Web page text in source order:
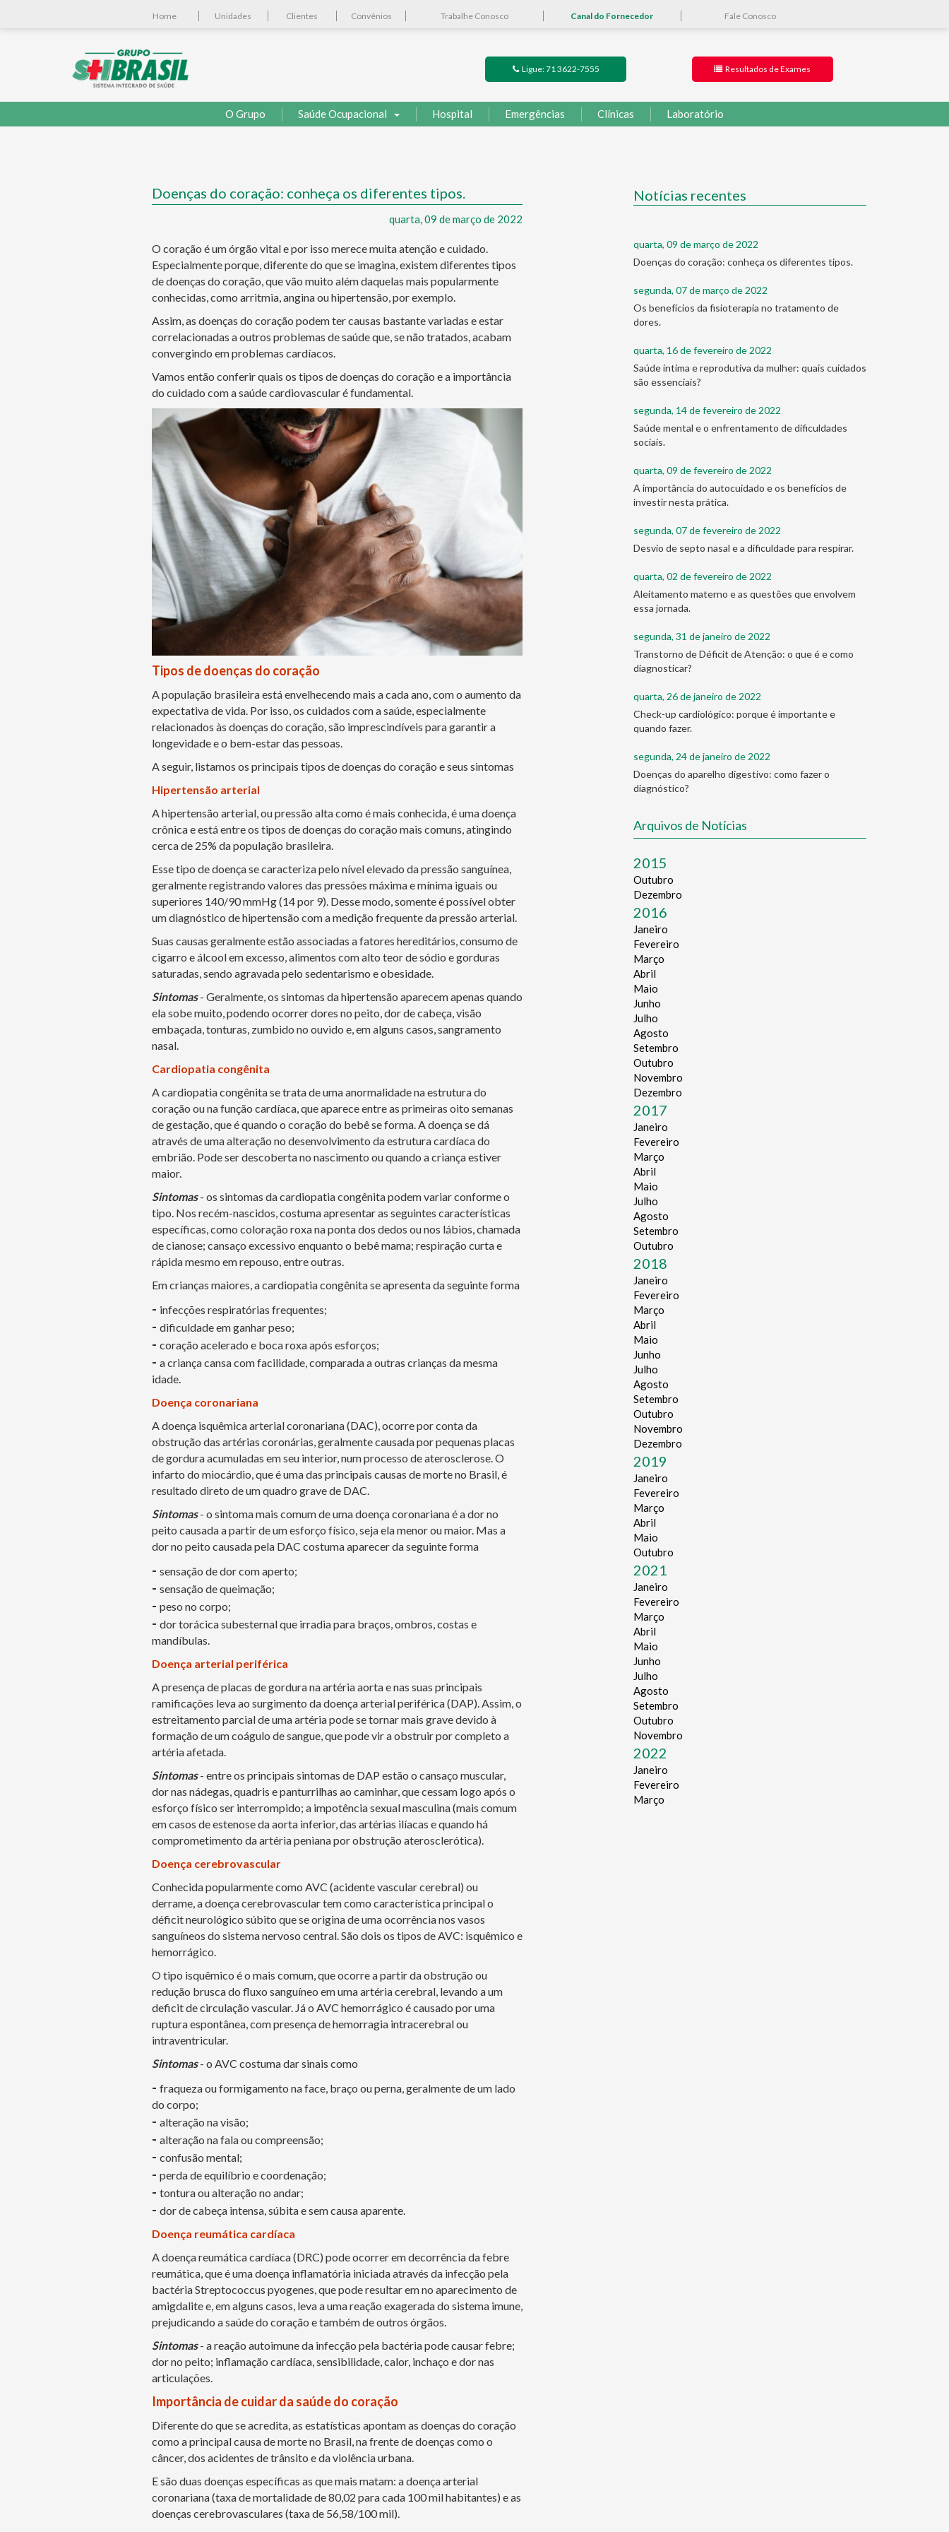
Home Unidades Clientes Convênios Trabalhe Conosco Canal do Fornecedor Fale Conosco
Ligue: 71 3622-7555 Resultados de Exames
O Grupo Saúde Ocupacional Hospital Emergências Clínicas Laboratório
Doenças do coração: conheça os diferentes tipos.
quarta, 09 de março de 2022
O coração é um órgão vital e por isso merece muita atenção e cuidado.
Especialmente porque, diferente do que se imagina, existem diferentes tipos
de doenças do coração, que vão muito além daquelas mais popularmente
conhecidas, como arritmia, angina ou hipertensão, por exemplo.
Assim, as doenças do coração podem ter causas bastante variadas e estar
correlacionadas a outros problemas de saúde que, se não tratados, acabam
convergindo em problemas cardíacos.
Vamos então conferir quais os tipos de doenças do coração e a importância
do cuidado com a saúde cardiovascular é fundamental.
Tipos de doenças do coração
A população brasileira está envelhecendo mais a cada ano, com o aumento da
expectativa de vida. Por isso, os cuidados com a saúde, especialmente
relacionados às doenças do coração, são imprescindíveis para garantir a
longevidade e o bem-estar das pessoas.
A seguir, listamos os principais tipos de doenças do coração e seus sintomas
Hipertensão arterial
A hipertensão arterial, ou pressão alta como é mais conhecida, é uma doença
crônica e está entre os tipos de doenças do coração mais comuns, atingindo
cerca de 25% da população brasileira.
Esse tipo de doença se caracteriza pelo nível elevado da pressão sanguínea,
geralmente registrando valores das pressões máxima e mínima iguais ou
superiores 140/90 mmHg (14 por 9). Desse modo, somente é possível obter
um diagnóstico de hipertensão com a medição frequente da pressão arterial.
Suas causas geralmente estão associadas a fatores hereditários, consumo de
cigarro e álcool em excesso, alimentos com alto teor de sódio e gorduras
saturadas, sendo agravada pelo sedentarismo e obesidade.
Sintomas- Geralmente, os sintomas da hipertensão aparecem apenas quando
ela sobe muito, podendo ocorrer dores no peito, dor de cabeça, visão
embaçada, tonturas, zumbido no ouvido e, em alguns casos, sangramento
nasal.
Cardiopatia congênita
A cardiopatia congênita se trata de uma anormalidade na estrutura do
coração ou na função cardíaca, que aparece entre as primeiras oito semanas
de gestação, que é quando o coração do bebê se forma. A doença se dá
através de uma alteração no desenvolvimento da estrutura cardíaca do
embrião. Pode ser descoberta no nascimento ou quando a criança estiver
maior.
Sintomas- os sintomas da cardiopatia congênita podem variar conforme o
tipo. Nos recém-nascidos, costuma apresentar as seguintes características
específicas, como coloração roxa na ponta dos dedos ou nos lábios, chamada
de cianose; cansaço excessivo enquanto o bebê mama; respiração curta e
rápida mesmo em repouso, entre outras.
Em crianças maiores, a cardiopatia congênita se apresenta da seguinte forma
- infecções respiratórias frequentes;
- dificuldade em ganhar peso;
- coração acelerado e boca roxa após esforços;
- a criança cansa com facilidade, comparada a outras crianças da mesma
idade.
Doença coronariana
A doença isquêmica arterial coronariana (DAC), ocorre por conta da
obstrução das artérias coronárias, geralmente causada por pequenas placas
de gordura acumuladas em seu interior, num processo de aterosclerose. O
infarto do miocárdio, que é uma das principais causas de morte no Brasil, é
resultado direto de um quadro grave de DAC.
Sintomas- o sintoma mais comum de uma doença coronariana é a dor no
peito causada a partir de um esforço físico, seja ela menor ou maior. Mas a
dor no peito causada pela DAC costuma aparecer da seguinte forma
- sensação de dor com aperto;
- sensação de queimação;
- peso no corpo;
- dor torácica subesternal que irradia para braços, ombros, costas e
mandíbulas.
Doença arterial periférica
A presença de placas de gordura na artéria aorta e nas suas principais
ramificações leva ao surgimento da doença arterial periférica (DAP). Assim, o
estreitamento parcial de uma artéria pode se tornar mais grave devido à
formação de um coágulo de sangue, que pode vir a obstruir por completo a
artéria afetada.
Sintomas- entre os principais sintomas de DAP estão o cansaço muscular,
dor nas nádegas, quadris e panturrilhas ao caminhar, que cessam logo após o
esforço físico ser interrompido; a impotência sexual masculina (mais comum
em casos de estenose da aorta inferior, das artérias ilíacas e quando há
comprometimento da artéria peniana por obstrução aterosclerótica).
Doença cerebrovascular
Conhecida popularmente como AVC (acidente vascular cerebral) ou
derrame, a doença cerebrovascular tem como característica principal o
déficit neurológico súbito que se origina de uma ocorrência nos vasos
sanguíneos do sistema nervoso central. São dois os tipos de AVC: isquêmico e
hemorrágico.
O tipo isquêmico é o mais comum, que ocorre a partir da obstrução ou
redução brusca do fluxo sanguíneo em uma artéria cerebral, levando a um
deficit de circulação vascular. Já o AVC hemorrágico é causado por uma
ruptura espontânea, com presença de hemorragia intracerebral ou
intraventricular.
Sintomas- o AVC costuma dar sinais como
- fraqueza ou formigamento na face, braço ou perna, geralmente de um lado
do corpo;
- alteração na visão;
- alteração na fala ou compreensão;
- confusão mental;
- perda de equilíbrio e coordenação;
- tontura ou alteração no andar;
- dor de cabeça intensa, súbita e sem causa aparente.
Doença reumática cardíaca
A doença reumática cardíaca (DRC) pode ocorrer em decorrência da febre
reumática, que é uma doença inflamatória iniciada através da infecção pela
bactéria Streptococcus pyogenes, que pode resultar em no aparecimento de
amigdalite e, em alguns casos, leva a uma reação exagerada do sistema imune,
prejudicando a saúde do coração e também de outros órgãos.
Sintomas- a reação autoimune da infecção pela bactéria pode causar febre;
dor no peito; inflamação cardíaca, sensibilidade, calor, inchaço e dor nas
articulações.
Importância de cuidar da saúde do coração
Diferente do que se acredita, as estatísticas apontam as doenças do coração
como a principal causa de morte no Brasil, na frente de doenças como o
câncer, dos acidentes de trânsito e da violência urbana.
E são duas doenças específicas as que mais matam: a doença arterial
coronariana (taxa de mortalidade de 80,02 para cada 100 mil habitantes) e as
doenças cerebrovasculares (taxa de 56,58/100 mil).
Notícias recentes
quarta, 09 de março de 2022
Doenças do coração: conheça os diferentes tipos.
segunda, 07 de março de 2022
Os benefícios da fisioterapia no tratamento de
dores.
quarta, 16 de fevereiro de 2022
Saúde íntima e reprodutiva da mulher: quais cuidados
são essenciais?
segunda, 14 de fevereiro de 2022
Saúde mental e o enfrentamento de dificuldades
sociais.
quarta, 09 de fevereiro de 2022
A importância do autocuidado e os benefícios de
investir nesta prática.
segunda, 07 de fevereiro de 2022
Desvio de septo nasal e a dificuldade para respirar.
quarta, 02 de fevereiro de 2022
Aleitamento materno e as questões que envolvem
essa jornada.
segunda, 31 de janeiro de 2022
Transtorno de Déficit de Atenção: o que é e como
diagnosticar?
quarta, 26 de janeiro de 2022
Check-up cardiológico: porque é importante e
quando fazer.
segunda, 24 de janeiro de 2022
Doenças do aparelho digestivo: como fazer o
diagnóstico?
Arquivos de Notícias
2015
Outubro
Dezembro
2016
Janeiro
Fevereiro
Março
Abril
Maio
Junho
Julho
Agosto
Setembro
Outubro
Novembro
Dezembro
2017
Janeiro
Fevereiro
Março
Abril
Maio
Julho
Agosto
Setembro
Outubro
2018
Janeiro
Fevereiro
Março
Abril
Maio
Junho
Julho
Agosto
Setembro
Outubro
Novembro
Dezembro
2019
Janeiro
Fevereiro
Março
Abril
Maio
Outubro
2021
Janeiro
Fevereiro
Março
Abril
Maio
Junho
Julho
Agosto
Setembro
Outubro
Novembro
2022
Janeiro
Fevereiro
Março